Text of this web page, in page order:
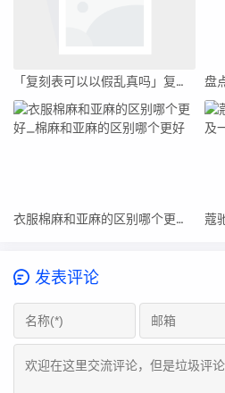
「复刻表可以以假乱真吗」复刻表能做到正品品质吗
衣服棉麻和亚麻的区别哪个更好_棉麻和亚麻的区别哪个更好
发表评论